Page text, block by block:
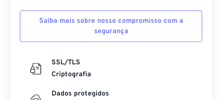
Saiba mais sobre nosso compromisso com a
segurança
SSL/TLS
Criptografia
Dados protegidos